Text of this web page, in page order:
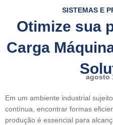
SISTEMAS E
Otimize sua
Carga
agosto
Em um ambiente industrial
contínua, encontrar formas
produção é essencial para